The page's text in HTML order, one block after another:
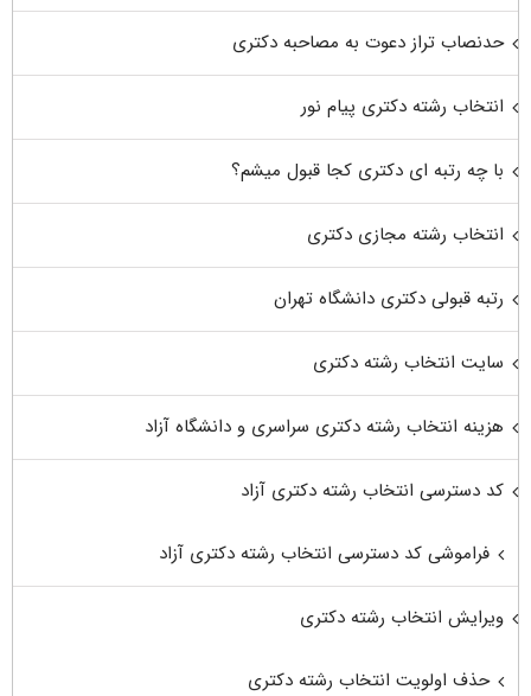
حدنصاب تراز دعوت به مصاحبه دکتری
انتخاب رشته دکتری پیام نور
با چه رتبه ای دکتری کجا قبول میشم؟
انتخاب رشته مجازی دکتری
رتبه قبولی دکتری دانشگاه تهران
سایت انتخاب رشته دکتری
هزینه انتخاب رشته دکتری سراسری و دانشگاه آزاد
کد دسترسی انتخاب رشته دکتری آزاد
فراموشی کد دسترسی انتخاب رشته دکتری آزاد
ویرایش انتخاب رشته دکتری
حذف اولویت انتخاب رشته دکتری